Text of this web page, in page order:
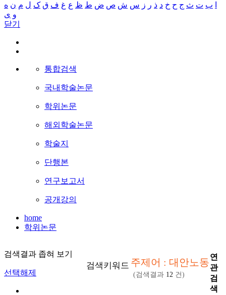
ب ت ث ج ح خ د ذ ر ز س ش ص ض ط ظ ع غ ف ق ک ل م ن ه
و ی
닫기
통합검색
국내학술논문
학위논문
해외학술논문
학술지
단행본
연구보고서
공개강의
home
학위논문
검색결과 좁혀 보기
선택해제
검색키워드 주제어 : 대안노동
(검색결과 12 건)
연
관
검
색